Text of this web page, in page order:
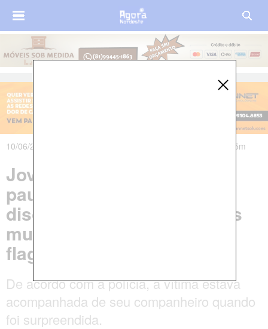
10/06/2025 às 16h35m - Atualizado em 10/06/2025 às 21h45m
Jovem é morta a facadas e
pauladas por causa de
discussão na internet; duas
mulheres são presas em
flagrante
De acordo com a polícia, a vítima estava
acompanhada de seu companheiro quando
foi surpreendida.